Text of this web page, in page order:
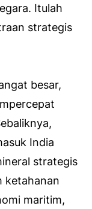
Itulah
strategis
besar,
India
strategis
ketahanan
maritim,